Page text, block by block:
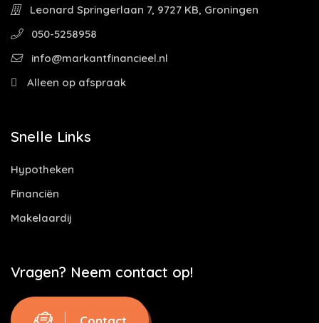
Leonard Springerlaan 7, 9727 KB, Groningen
050-5258958
info@markantfinancieel.nl
Alleen op afspraak
Snelle Links
Hypotheken
Financiën
Makelaardij
Vragen? Neem contact op!